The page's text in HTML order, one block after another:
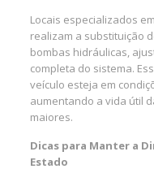
Locais especializados
realizam a substituição
bombas hidráulicas,
completa do sistema.
veículo esteja em
aumentando a vida útil
maiores.
Dicas para Manter a
Estado